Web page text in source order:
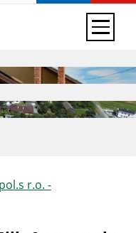
r.o. -